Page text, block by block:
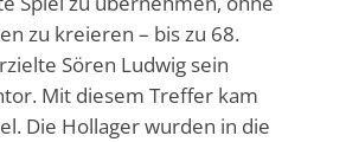
zu kreieren – bis zu 68.
Sören Ludwig sein
Mit diesem Treffer kam
Die Hollager wurden in die